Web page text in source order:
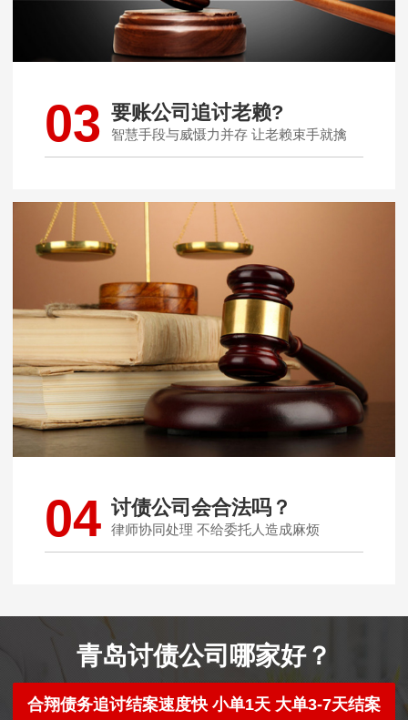
03 要账公司追讨老赖?
智慧手段与威慑力并存 让老赖束手就擒
04 讨债公司会合法吗？
律师协同处理 不给委托人造成麻烦
青岛讨债公司哪家好？
合翔债务追讨结案速度快 小单1天 大单3-7天结案